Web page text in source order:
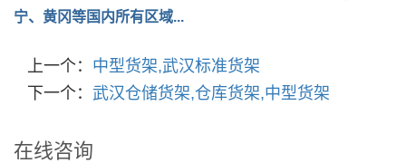
宁、黄冈等国内所有区域...
上一个： 中型货架,武汉标准货架
下一个： 武汉仓储货架,仓库货架,中型货架
在线咨询